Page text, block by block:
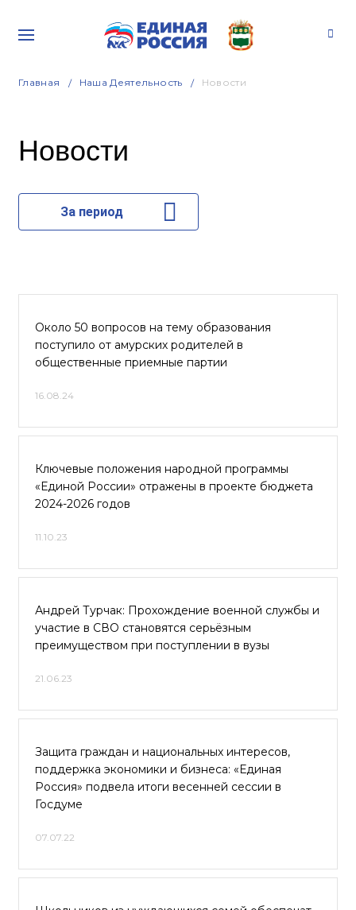
Главная Наша Деятельность Новости
Новости
За период
Около 50 вопросов на тему образования
поступило от амурских родителей в
общественные приемные партии
16.08.24
Ключевые положения народной программы
«Единой России» отражены в проекте бюджета
2024-2026 годов
11.10.23
Андрей Турчак: Прохождение военной службы и
участие в СВО становятся серьёзным
преимуществом при поступлении в вузы
21.06.23
Защита граждан и национальных интересов,
поддержка экономики и бизнеса: «Единая
Россия» подвела итоги весенней сессии в
Госдуме
07.07.22